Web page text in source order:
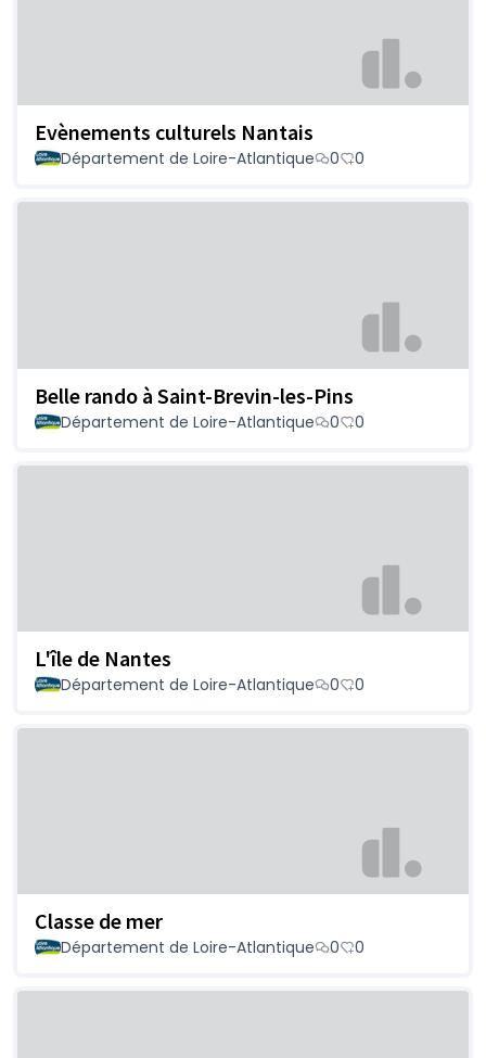
Evènements culturels Nantais
Département de Loire-Atlantique 0 0
Belle rando à Saint-Brevin-les-Pins
Département de Loire-Atlantique 0 0
L'île de Nantes
Département de Loire-Atlantique 0 0
Classe de mer
Département de Loire-Atlantique 0 0